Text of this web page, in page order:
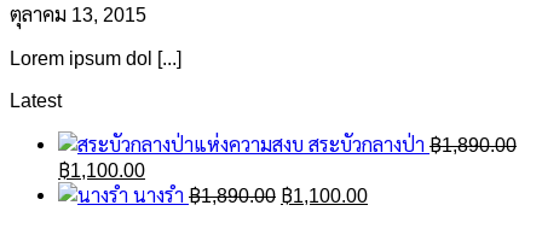
ตุลาคม 13, 2015
Lorem ipsum dol [...]
Latest
สระบัวกลางป่า ฿1,890.00
Original
price
was:
฿1,100.00Current
price
is:
นางรำ ฿1,890.00 Original
฿1,100.00Current